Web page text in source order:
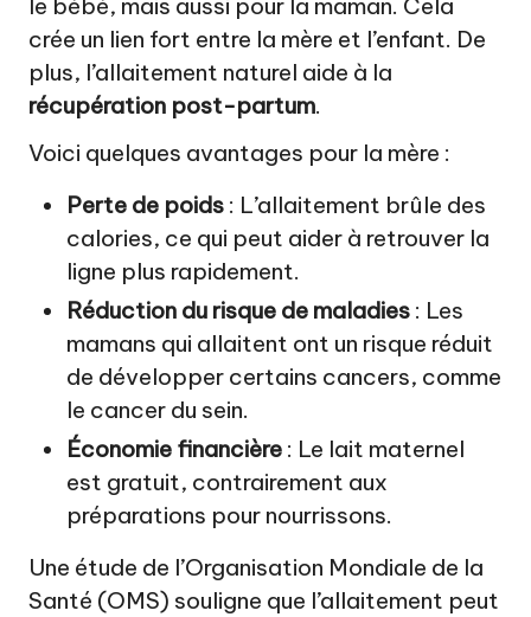
le bébé, mais aussi pour la maman. Cela
crée un lien fort entre la mère et l’enfant. De
plus, l’allaitement naturel aide à la
récupération post-partum.
Voici quelques avantages pour la mère :
Perte de poids : L’allaitement brûle des
calories, ce qui peut aider à retrouver la
ligne plus rapidement.
Réduction du risque de maladies : Les
mamans qui allaitent ont un risque réduit
de développer certains cancers, comme
le cancer du sein.
Économie financière : Le lait maternel
est gratuit, contrairement aux
préparations pour nourrissons.
Une étude de l’Organisation Mondiale de la
Santé (OMS) souligne que l’allaitement peut